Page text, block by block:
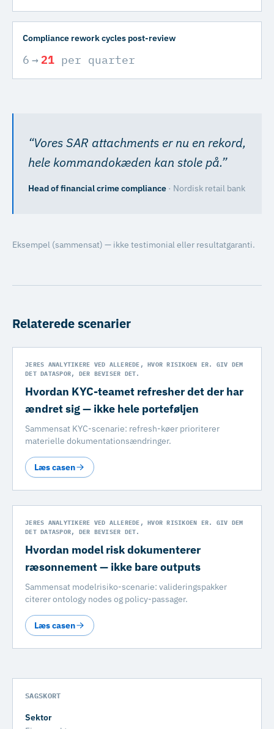
Compliance rework cycles post-review
6 → 21 per quarter
“Vores SAR attachments er nu en rekord,
hele kommandokæden kan stole på.”
Head of financial crime compliance · Nordisk retail bank
Eksempel (sammensat) — ikke testimonial eller resultatgaranti.
Relaterede scenarier
JERES ANALYTIKERE VED ALLEREDE, HVOR RISIKOEN ER. GIV DEM
DET DATASPOR, DER BEVISER DET.
Hvordan KYC-teamet refresher det der har
ændret sig — ikke hele porteføljen
Sammensat KYC-scenarie: refresh-køer prioriterer
materielle dokumentationsændringer.
Læs casen
JERES ANALYTIKERE VED ALLEREDE, HVOR RISIKOEN ER. GIV DEM
DET DATASPOR, DER BEVISER DET.
Hvordan model risk dokumenterer
ræsonnement — ikke bare outputs
Sammensat modelrisiko-scenarie: valideringspakker
citerer ontology nodes og policy-passager.
Læs casen
SAGSKORT
Sektor